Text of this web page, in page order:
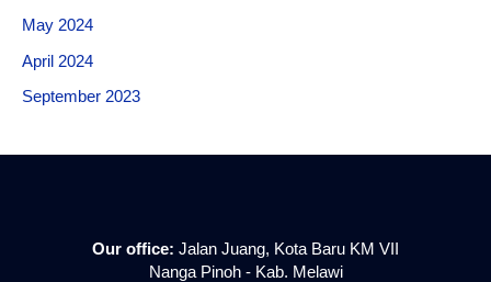
May 2024
April 2024
September 2023
Our office: Jalan Juang, Kota Baru KM VII
Nanga Pinoh - Kab. Melawi